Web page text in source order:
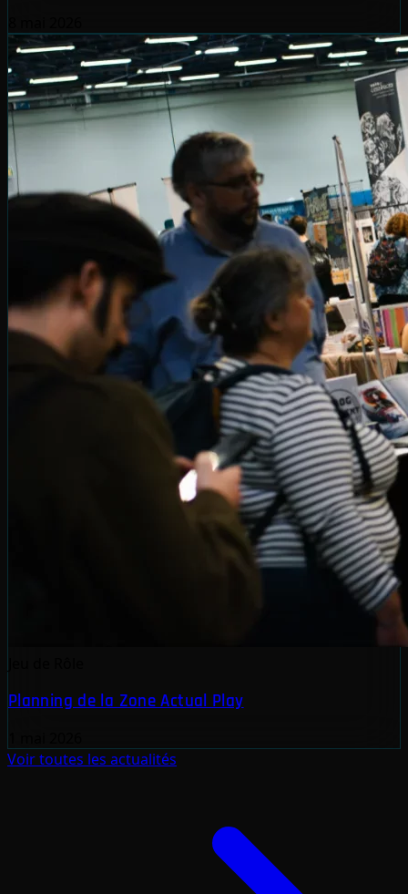
Planning de la Zone Actual Play
Voir toutes les actualités